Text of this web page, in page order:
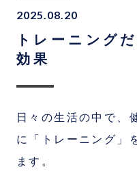
2025.08.20
トレーニング
効果
日々の生活の中で、
に「トレーニング」
ます。